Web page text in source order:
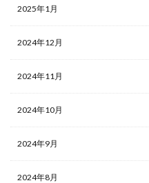
2025年1月
2024年12月
2024年11月
2024年10月
2024年9月
2024年8月